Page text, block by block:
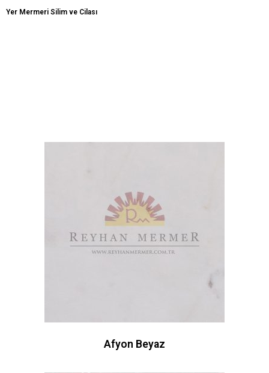
Yer Mermeri Silim ve Cilası
Afyon Beyaz